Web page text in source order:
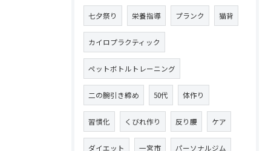
七夕祭り 栄養指導 プランク 猫背
カイロプラクティック
ペットボトルトレーニング
二の腕引き締め 50代 体作り
習慣化 くびれ作り 反り腰 ケア
ダイエット 一宮市 パーソナルジム